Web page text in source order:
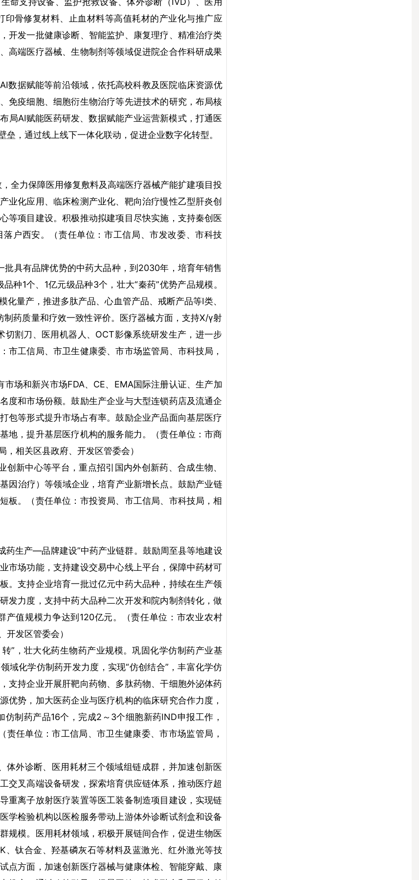
骨修复材料、止血材料等高值耗材的产业化与推广应
开发一批健康诊断、智能监护、康复理疗、精准治疗类
高端医疗器械、生物制剂等领域促进院企合作科研成果
数据赋能等前沿领域，依托高校科教及医院临床资源优
免疫细胞、细胞衍生物治疗等先进技术的研究，布局核
局AI赋能医药研发、数据赋能产业运营新模式，打通医
，通过线上线下一体化联动，促进企业数字化转型。
全力保障医用修复敷料及高端医疗器械产能扩建项目投
业化应用、临床检测产业化、靶向治疗慢性乙型肝炎创
等项目建设。积极推动拟建项目尽快实施，支持秦创医
户西安。（责任单位：市工信局、市发改委、市科技
具有品牌优势的中药大品种，到2030年，培育年销售
种1个、1亿元级品种3个，壮大“秦药”优势产品规模。
量产，推进多肽产品、心血管产品、戒断产品等I类、
药质量和疗效一致性评价。医疗器械方面，支持X/γ射
切割刀、医用机器人、OCT影像系统研发生产，进一步
市工信局、市卫生健康委、市市场监管局、市科技局，
场和新兴市场FDA、CE、EMA国际注册认证、生产加
度和市场份额。鼓励生产企业与大型连锁药店及流通企
包等形式提升市场占有率。鼓励企业产品面向基层医疗
地，提升基层医疗机构的服务能力。（责任单位：市商
相关区县政府、开发区管委会）
新中心等平台，重点招引国内外创新药、合成生物、
因治疗）等领域企业，培育产业新增长点。鼓励产业链
板。（责任单位：市投资局、市工信局、市科技局，相
药生产—品牌建设”中药产业链群。鼓励周至县等地建设
市场功能，支持建设交易中心线上平台，保障中药材可
。支持企业培育一批过亿元中药大品种，持续在生产领
发力度，支持中药大品种二次开发和院内制剂转化，做
产值规模力争达到120亿元。（责任单位：市农业农村
开发区管委会）
”，壮大化药生物药产业规模。巩固化学仿制药产业基
域化学仿制药开发力度，实现“仿创结合”，丰富化学仿
支持企业开展肝靶向药物、多肽药物、干细胞外泌体药
优势，加大医药企业与医疗机构的临床研究合作力度，
制药产品16个，完成2～3个细胞新药IND申报工作，
任单位：市工信局、市卫生健康委、市市场监管局，
体外诊断、医用耗材三个领域组链成群，并加速创新医
交叉高端设备研发，探索培育供应链体系，推动医疗超
重离子放射医疗装置等医工装备制造项目建设，实现链
学检验机构以医检服务带动上游体外诊断试剂盒和设备
规模。医用耗材领域，积极开展链间合作，促进生物医
、钛合金、羟基磷灰石等材料及蓝激光、红外激光等技
点方面，加速创新医疗器械与健康体检、智能穿戴、康